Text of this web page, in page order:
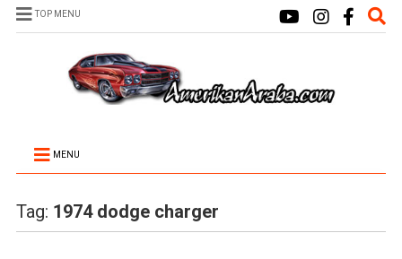
TOP MENU
MENU
Tag: 1974 dodge charger